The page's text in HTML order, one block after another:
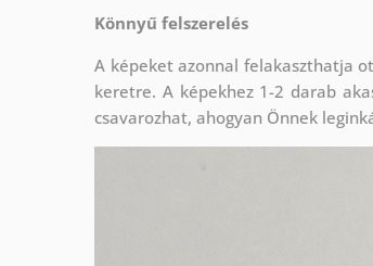
Könnyű felszerelés
A képeket azonnal felakaszthatja
keretre. A képekhez 1-2 darab
csavarozhat, ahogyan Önnek